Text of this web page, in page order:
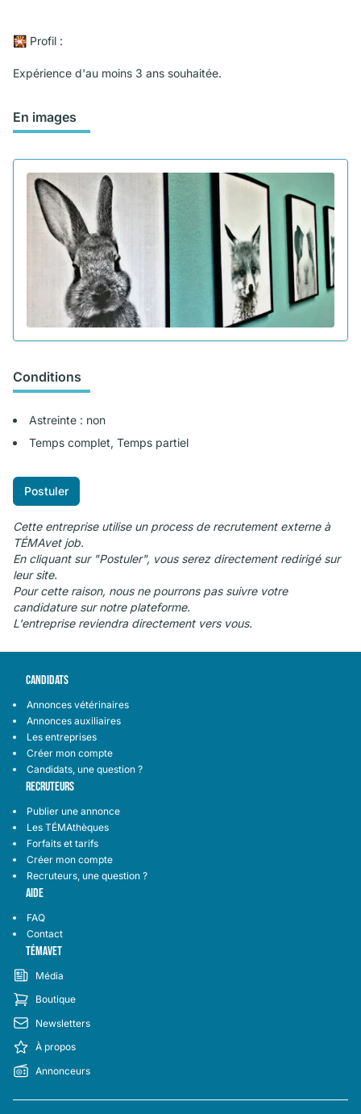
🎇 Profil :
Expérience d'au moins 3 ans souhaitée.
En images
Conditions
Astreinte : non
Temps complet, Temps partiel
Postuler
Cette entreprise utilise un process de recrutement externe à
TÉMAvet job.
En cliquant sur "Postuler", vous serez directement redirigé sur
leur site.
Pour cette raison, nous ne pourrons pas suivre votre
candidature sur notre plateforme.
L'entreprise reviendra directement vers vous.
CANDIDATS
Annonces vétérinaires
Annonces auxiliaires
Les entreprises
Créer mon compte
Candidats, une question ?
RECRUTEURS
Publier une annonce
Les TÉMAthèques
Forfaits et tarifs
Créer mon compte
Recruteurs, une question ?
AIDE
FAQ
Contact
TÉMAVET
Média
Boutique
Newsletters
À propos
Annonceurs